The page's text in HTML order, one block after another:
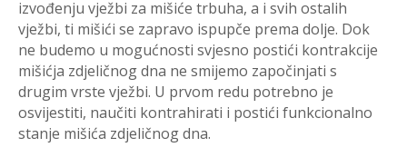
izvođenju vježbi za mišiće trbuha, a i svih ostalih
vježbi, ti mišići se zapravo ispupče prema dolje. Dok
ne budemo u mogućnosti svjesno postići kontrakcije
mišićja zdjeličnog dna ne smijemo započinjati s
drugim vrste vježbi. U prvom redu potrebno je
osvijestiti, naučiti kontrahirati i postići funkcionalno
stanje mišića zdjeličnog dna.